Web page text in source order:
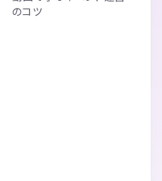
のコツ